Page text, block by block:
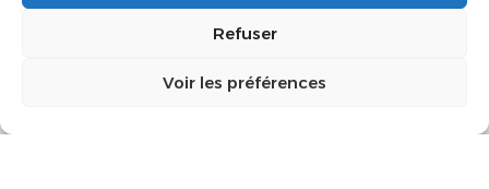
Refuser
Voir les préférences